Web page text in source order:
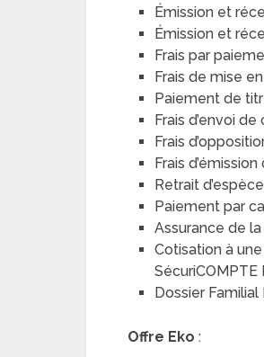
Émission et
Émission et
Frais par
Frais de mise
Paiement de
Frais d’envoi
Frais
Frais
Retrait
Paiement par
Assurance de
Cotisation à
SécuriCOMPTE
Dossier
Offre Eko :